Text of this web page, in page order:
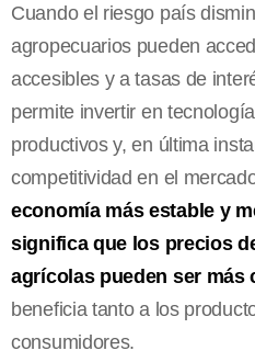
Cuando el riesgo país
agropecuarios pueden
accesibles y a tasas de
permite invertir en
productivos y, en última
competitividad en el
economía más estable y
significa que los precios
agrícolas pueden ser más
beneficia tanto a los
consumidores.